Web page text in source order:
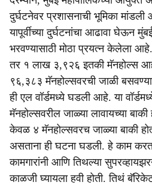
दुर्घटनेवर प्रशासनाची भूमिका
यापूर्वीच्या दुर्घटनांचा आढावा घेऊन
भरवण्यासाठी मोठा प्रयत्न केलेला
तर १ लाख ३,९२६ इतकी मॅनहोल्स
९६,३८३ मॅनहोल्सवरची जाळी
ही एल वॉर्डमध्ये घडली आहे. या
मॅनहोल्सवरील जाळ्या लावायच्या बाकी
केवळ ४ मॅनहोल्सवरच जाळ्या बाकी
असताना ही घटना घडली. हे काम करत
कामगारांनी आणि तिथल्या
काळजी घ्यायला हवी होती. तिथं